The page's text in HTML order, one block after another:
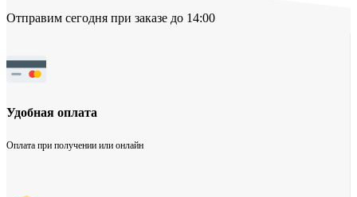
Отправим сегодня при заказе до 14:00
Удобная оплата
Оплата при получении или онлайн